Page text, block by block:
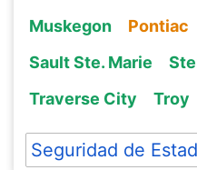
Muskegon
Pontiac
Sault Ste. Marie
Traverse City
Troy
Seguridad de